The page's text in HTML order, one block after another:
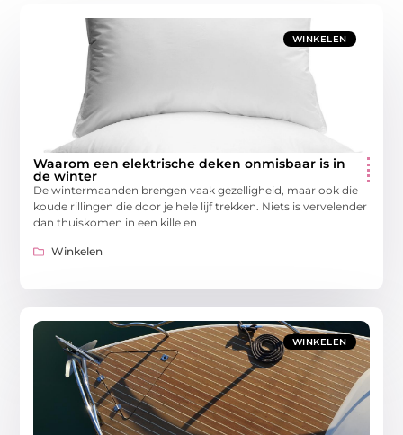
WINKELEN
Waarom een elektrische deken onmisbaar is in
de winter
De wintermaanden brengen vaak gezelligheid, maar ook die
koude rillingen die door je hele lijf trekken. Niets is vervelender
dan thuiskomen in een kille en
Winkelen
WINKELEN